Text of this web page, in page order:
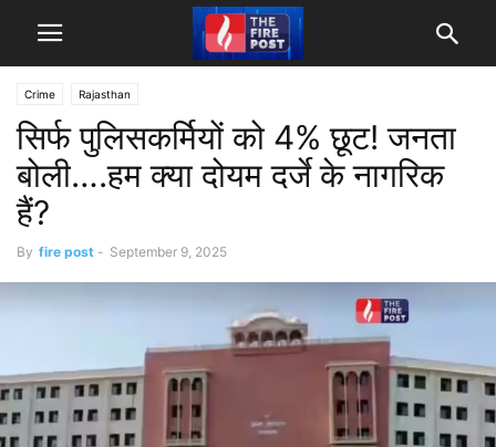
Crime Rajasthan
सिर्फ पुलिसकर्मियों को 4% छूट! जनता
बोली….हम क्या दोयम दर्जे के नागरिक
हैं?
By fire post - September 9, 2025